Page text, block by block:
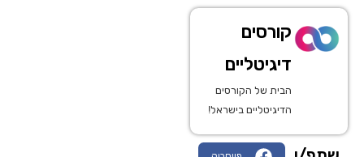
קורסים
דיגיטליים
הבית של הקורסים
הדיגיטליים בישראל!